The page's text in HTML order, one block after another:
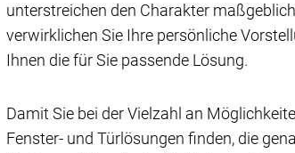
unterstreichen den Charakter
verwirklichen Sie Ihre persönliche
Ihnen die für Sie passende Lösung.
Damit Sie bei der Vielzahl an
Fenster- und Türlösungen finden, die